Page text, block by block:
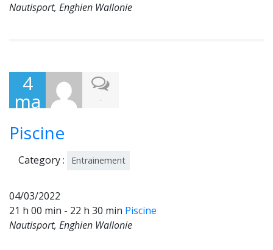
Nautisport, Enghien Wallonie
4
ma
202
2
-
Piscine
Category : Entrainement
04/03/2022
21 h 00 min - 22 h 30 min Piscine
Nautisport, Enghien Wallonie